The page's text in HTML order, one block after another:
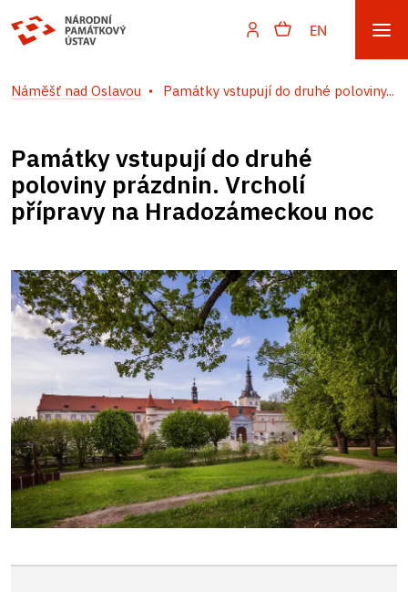
EN
Náměšť nad Oslavou Památky vstupují do druhé poloviny...
Památky vstupují do druhé
poloviny prázdnin. Vrcholí
přípravy na Hradozámeckou noc